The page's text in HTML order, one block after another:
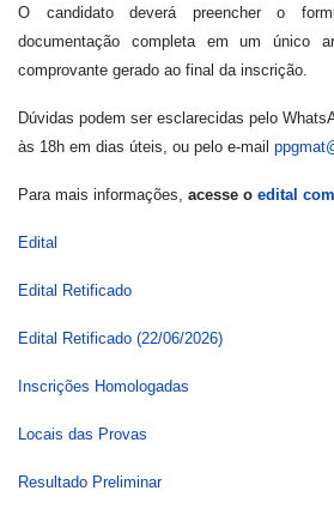
O candidato deverá preencher o
documentação completa em um único
comprovante gerado ao final da inscrição.
Dúvidas podem ser esclarecidas pelo
às 18h em dias úteis, ou pelo e-mail
Para mais informações, acesse o edital
Edital
Edital Retificado
Edital Retificado (22/06/2026)
Inscrições Homologadas
Locais das Provas
Resultado Preliminar